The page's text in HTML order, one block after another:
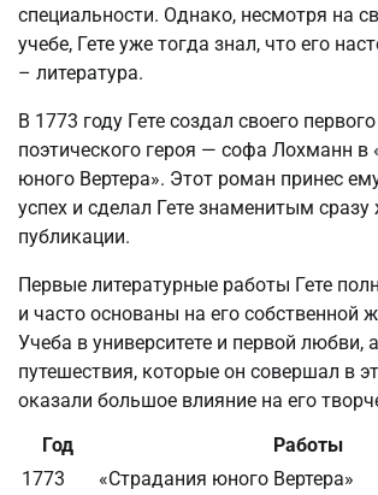
специальности. Однако, несмотря на
учебе, Гете уже тогда знал, что его
– литература.
В 1773 году Гете создал своего
поэтического героя — софа Лохманн в
юного Вертера». Этот роман принес
успех и сделал Гете знаменитым сразу
публикации.
Первые литературные работы Гете
и часто основаны на его собственной
Учеба в университете и первой любви,
путешествия, которые он совершал в
оказали большое влияние на его
Год
Работы
1773
«Страдания юного Вертера»